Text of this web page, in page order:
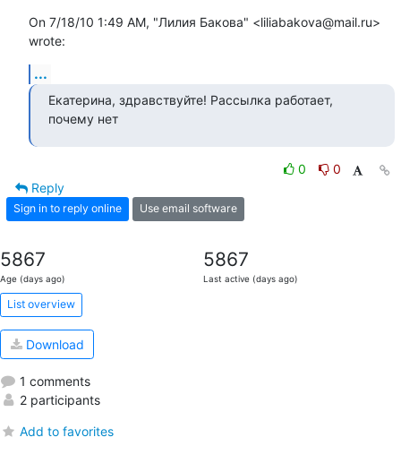
On 7/18/10 1:49 AM, "Лилия Бакова" <liliabakova@mail.ru>
wrote:
...
Екатерина, здравствуйте! Рассылка работает,
почему нет
0
0
Reply
Sign in to reply online Use email software
5867
Age (days ago)
5867
Last active (days ago)
List overview
Download
1 comments
2 participants
Add to favorites